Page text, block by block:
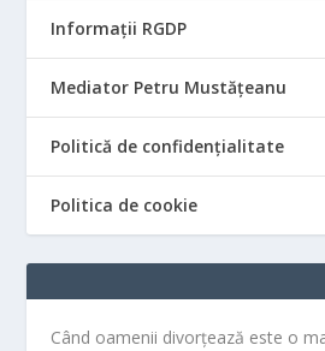
Informații RGDP
Mediator Petru Mustățeanu
Politică de confidențialitate
Politica de cookie
Când oamenii divorțează este o